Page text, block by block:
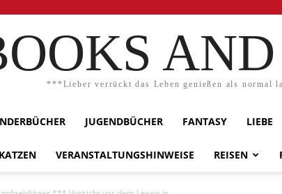
***Lieber verrückt das Leben genießen als normal
JUGENDBÜCHER FANTASY LIEBE
VERANSTALTUNGSHINWEISE REISEN